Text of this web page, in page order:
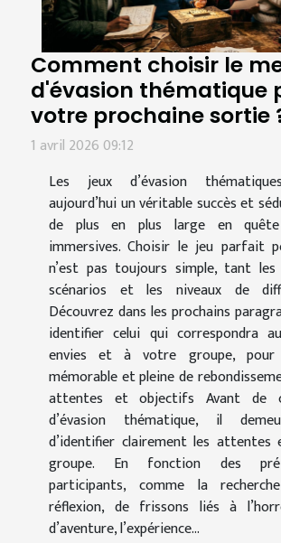
Comment choisir le
d'évasion thématique
votre prochaine sortie
1 avril 2026 09:12
Les jeux d’évasion
aujourd’hui un véritable succès et
de plus en plus large en quête
immersives. Choisir le jeu parfait
n’est pas toujours simple, tant les
scénarios et les niveaux de
Découvrez dans les prochains
identifier celui qui correspondra
envies et à votre groupe, pour
mémorable et pleine de
attentes et objectifs Avant de
d’évasion thématique, il
d’identifier clairement les
groupe. En fonction des
participants, comme la
réflexion, de frissons liés à
d’aventure, l’expérience...